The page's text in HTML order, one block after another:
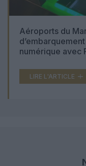
Aéroports du
numérique avec
LIRE L'ARTICLE